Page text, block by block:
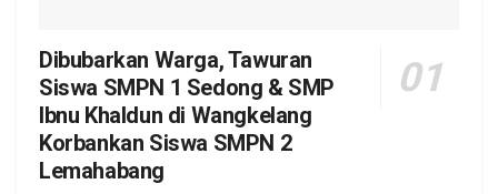
Dibubarkan Warga, Tawuran
Siswa SMPN 1 Sedong & SMP
Ibnu Khaldun di Wangkelang
Korbankan Siswa SMPN 2
Lemahabang